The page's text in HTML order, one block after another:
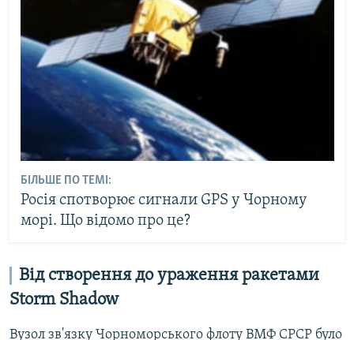
БІЛЬШЕ ПО ТЕМІ:
Росія спотворює сигнали GPS у Чорному
морі. Що відомо про це?
Від створення до ураження ракетами
Storm Shadow
Вузол зв'язку Чорноморського флоту ВМФ СРСР було